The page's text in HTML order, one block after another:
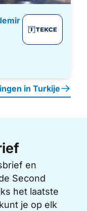
in Turkije
en
Second
het laatste
je op elk